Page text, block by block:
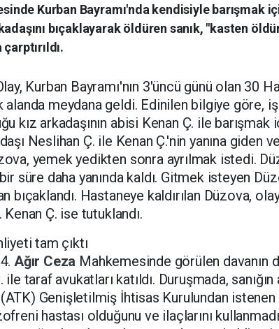
Kurban Bayramı'nda kendisiyle barışmak
bıçaklayarak öldüren sanık, "kasten
Kurban Bayramı'nın 3'üncü günü olan 30
alanda meydana geldi. Edinilen bilgiye göre,
kız arkadaşının abisi Kenan Ç. ile barışmak
Neslihan Ç. ile Kenan Ç.'nin yanına giden
yemek yedikten sonra ayrılmak istedi.
süre daha yanında kaldı. Gitmek isteyen
bıçaklandı. Hastaneye kaldırılan Düzova,
Ç. ise tutuklandı.
tam çıktı
4. Ağır Ceza Mahkemesinde görülen davanın
ile taraf avukatları katıldı. Duruşmada,
Genişletilmiş İhtisas Kurulundan
hastası olduğunu ve ilaçlarını